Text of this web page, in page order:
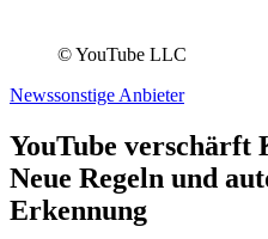
© YouTube LLC
Newssonstige Anbieter
YouTube verschärft
Neue Regeln und
Erkennung